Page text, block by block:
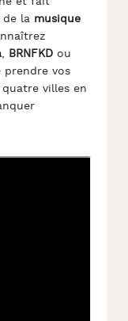
de la musique
, BRNFKDou
prendre vos
villes en